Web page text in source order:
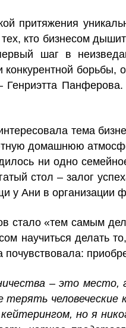
притяжения
кто бизнесом
шаг в
конкурентной
тема
домашнюю
ни одно
стол – залог
у Ани в организации
«тем самым
научиться делать
почувствовала:
– это место,
терять человеческие
но я